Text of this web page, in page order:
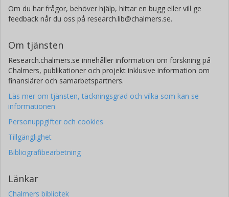
Om du har frågor, behöver hjälp, hittar en bugg eller vill ge
feedback når du oss på research.lib@chalmers.se.
Om tjänsten
Research.chalmers.se innehåller information om forskning på
Chalmers, publikationer och projekt inklusive information om
finansiärer och samarbetspartners.
Läs mer om tjänsten, täckningsgrad och vilka som kan se
informationen
Personuppgifter och cookies
Tillgänglighet
Bibliografibearbetning
Länkar
Chalmers bibliotek